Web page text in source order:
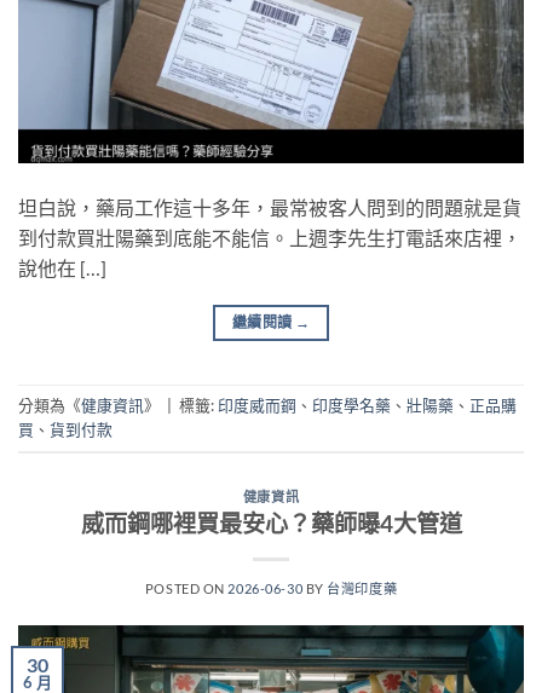
坦白說，藥局工作這十多年，最常被客人問到的問題就是貨
到付款買壯陽藥到底能不能信。上週李先生打電話來店裡，
說他在 […]
繼續閱讀 →
分類為《健康資訊》 標籤: 印度威而鋼 、 印度學名藥 、 壯陽藥 、 正品購
買 、 貨到付款
健康資訊
威而鋼哪裡買最安心？藥師曝4大管道
POSTED ON 2026-06-30 BY 台灣印度藥
30
6 月